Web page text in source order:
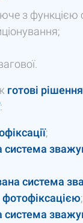
з функцією
готові
:
;
система
система
фотофіксацією;
система